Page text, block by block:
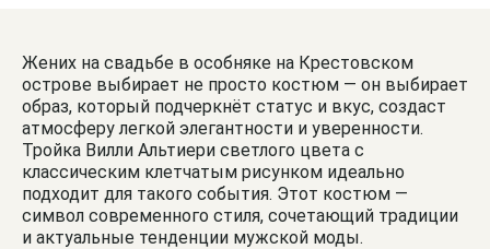
Жених на свадьбе в особняке на Крестовском
острове выбирает не просто костюм — он выбирает
образ, который подчеркнёт статус и вкус, создаст
атмосферу легкой элегантности и уверенности.
Тройка Вилли Альтиери светлого цвета с
классическим клетчатым рисунком идеально
подходит для такого события. Этот костюм —
символ современного стиля, сочетающий традиции
и актуальные тенденции мужской моды.